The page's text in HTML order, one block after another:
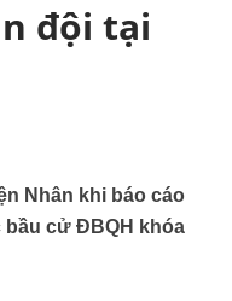
đội tại
Nhân khi báo cáo
bầu cử ĐBQH khóa